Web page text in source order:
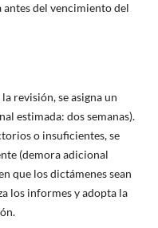
del vencimiento del
revisión, se asigna un
estimada: dos semanas).
o insuficientes, se
(demora adicional
que los dictámenes sean
los informes y adopta la